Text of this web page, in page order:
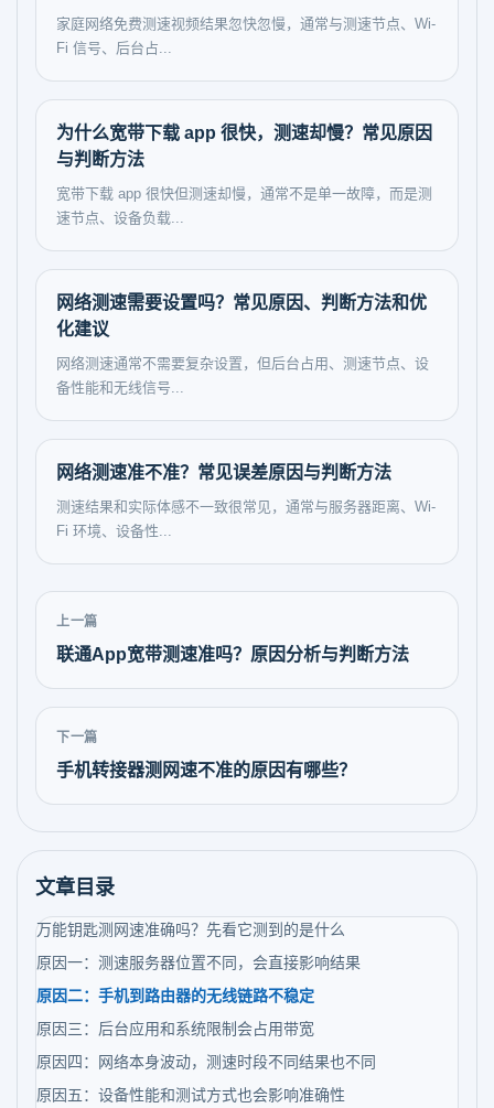
家庭网络免费测速视频结果忽快忽慢，通常与测速节点、Wi-
Fi 信号、后台占...
为什么宽带下载 app 很快，测速却慢？常见原因
与判断方法
宽带下载 app 很快但测速却慢，通常不是单一故障，而是测
速节点、设备负载...
网络测速需要设置吗？常见原因、判断方法和优
化建议
网络测速通常不需要复杂设置，但后台占用、测速节点、设
备性能和无线信号...
网络测速准不准？常见误差原因与判断方法
测速结果和实际体感不一致很常见，通常与服务器距离、Wi-
Fi 环境、设备性...
上一篇
联通App宽带测速准吗？原因分析与判断方法
下一篇
手机转接器测网速不准的原因有哪些？
文章目录
万能钥匙测网速准确吗？先看它测到的是什么
原因一：测速服务器位置不同，会直接影响结果
原因二：手机到路由器的无线链路不稳定
原因三：后台应用和系统限制会占用带宽
原因四：网络本身波动，测速时段不同结果也不同
原因五：设备性能和测试方式也会影响准确性